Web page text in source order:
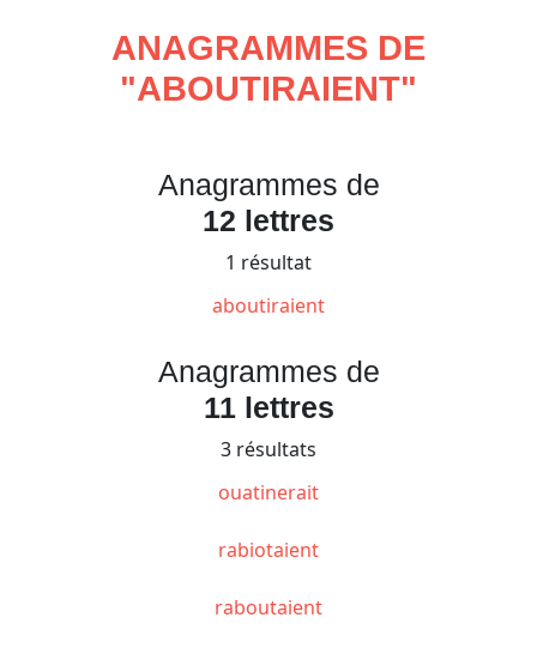
ANAGRAMMES DE
"ABOUTIRAIENT"
Anagrammes de
12 lettres
1 résultat
aboutiraient
Anagrammes de
11 lettres
3 résultats
ouatinerait
rabiotaient
raboutaient